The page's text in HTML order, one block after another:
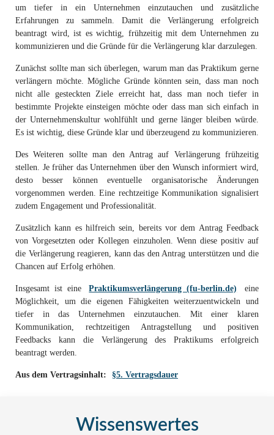
um tiefer in ein Unternehmen einzutauchen und zusätzliche
Erfahrungen zu sammeln. Damit die Verlängerung erfolgreich
beantragt wird, ist es wichtig, frühzeitig mit dem Unternehmen zu
kommunizieren und die Gründe für die Verlängerung klar darzulegen.
Zunächst sollte man sich überlegen, warum man das Praktikum gerne
verlängern möchte. Mögliche Gründe könnten sein, dass man noch
nicht alle gesteckten Ziele erreicht hat, dass man noch tiefer in
bestimmte Projekte einsteigen möchte oder dass man sich einfach in
der Unternehmenskultur wohlfühlt und gerne länger bleiben würde.
Es ist wichtig, diese Gründe klar und überzeugend zu kommunizieren.
Des Weiteren sollte man den Antrag auf Verlängerung frühzeitig
stellen. Je früher das Unternehmen über den Wunsch informiert wird,
desto besser können eventuelle organisatorische Änderungen
vorgenommen werden. Eine rechtzeitige Kommunikation signalisiert
zudem Engagement und Professionalität.
Zusätzlich kann es hilfreich sein, bereits vor dem Antrag Feedback
von Vorgesetzten oder Kollegen einzuholen. Wenn diese positiv auf
die Verlängerung reagieren, kann das den Antrag unterstützen und die
Chancen auf Erfolg erhöhen.
Insgesamt ist eine Praktikumsverlängerung (fu-berlin.de)
eine
Möglichkeit, um die eigenen Fähigkeiten weiterzuentwickeln und
tiefer in das Unternehmen einzutauchen. Mit einer klaren
Kommunikation, rechtzeitigen Antragstellung und positiven
Feedbacks kann die Verlängerung des Praktikums erfolgreich
beantragt werden.
Aus dem Vertragsinhalt: §5. Vertragsdauer
Wissenswertes